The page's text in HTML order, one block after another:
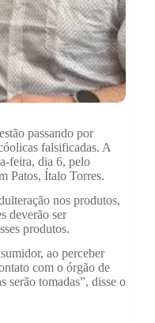
passando por
falsificadas. A
feira, dia 6, pelo
Patos, Ítalo Torres.
nos produtos,
deverão ser
produtos.
ao perceber
com o órgão de
serão tomadas”, disse o